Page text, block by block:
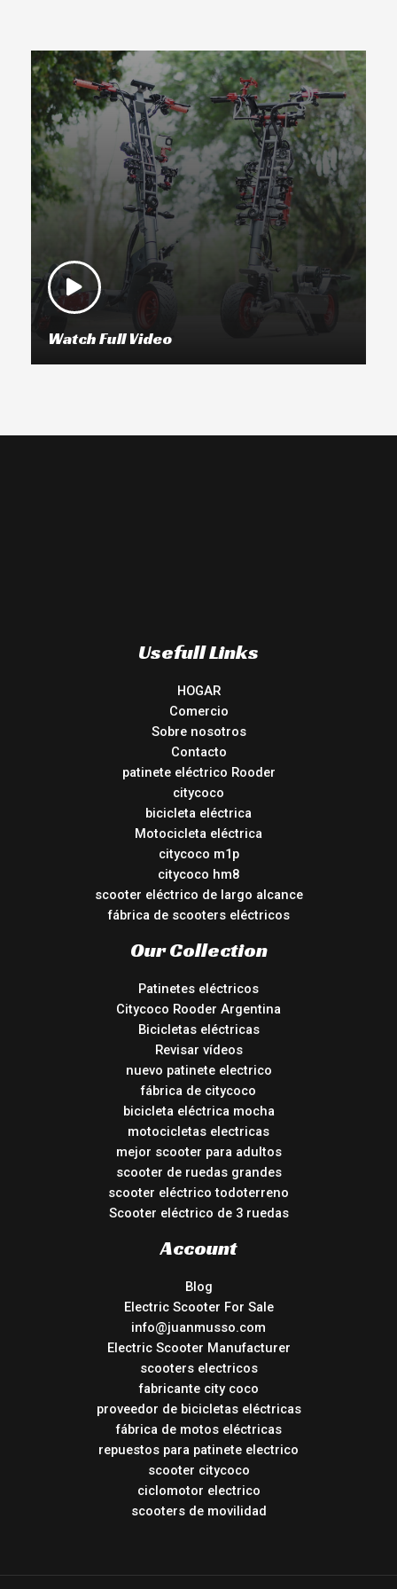
Watch Full Video
Usefull Links
HOGAR
Comercio
Sobre nosotros
Contacto
patinete eléctrico Rooder
citycoco
bicicleta eléctrica
Motocicleta eléctrica
citycoco m1p
citycoco hm8
scooter eléctrico de largo alcance
fábrica de scooters eléctricos
Our Collection
Patinetes eléctricos
Citycoco Rooder Argentina
Bicicletas eléctricas
Revisar vídeos
nuevo patinete electrico
fábrica de citycoco
bicicleta eléctrica mocha
motocicletas electricas
mejor scooter para adultos
scooter de ruedas grandes
scooter eléctrico todoterreno
Scooter eléctrico de 3 ruedas
Account
Blog
Electric Scooter For Sale
info@juanmusso.com
Electric Scooter Manufacturer
scooters electricos
fabricante city coco
proveedor de bicicletas eléctricas
fábrica de motos eléctricas
repuestos para patinete electrico
scooter citycoco
ciclomotor electrico
scooters de movilidad